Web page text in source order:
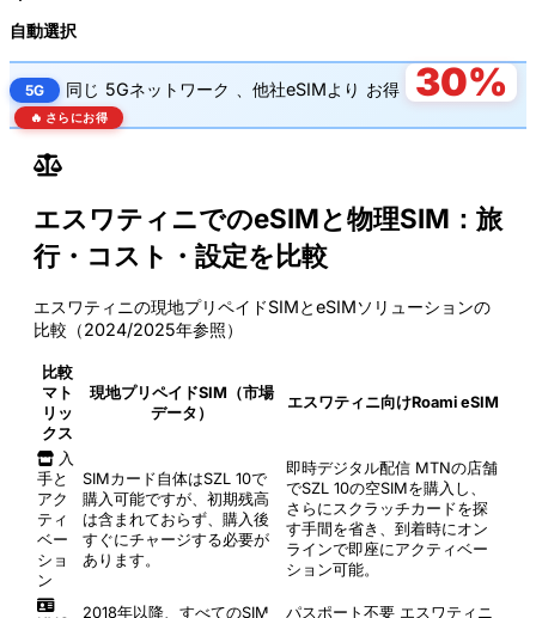
自動選択
5G 同じ 5Gネットワーク 、他社eSIMより お得 30%
🔥 さらにお得
エスワティニでのeSIMと物理SIM：旅
行・コスト・設定を比較
エスワティニの現地プリペイドSIMとeSIMソリューションの
比較（2024/2025年参照）
比較
マト
リッ
クス
現地プリペイドSIM（市場
データ）
エスワティニ向けRoami eSIM
入
手と
アク
ティ
ベー
ショ
ン
SIMカード自体はSZL 10で
購入可能ですが、初期残高
は含まれておらず、購入後
すぐにチャージする必要が
あります。
即時デジタル配信 MTNの店舗
でSZL 10の空SIMを購入し、
さらにスクラッチカードを探
す手間を省き、到着時にオン
ラインで即座にアクティベー
ション可能。
2018年以降、すべてのSIM パスポート不要 エスワティニ